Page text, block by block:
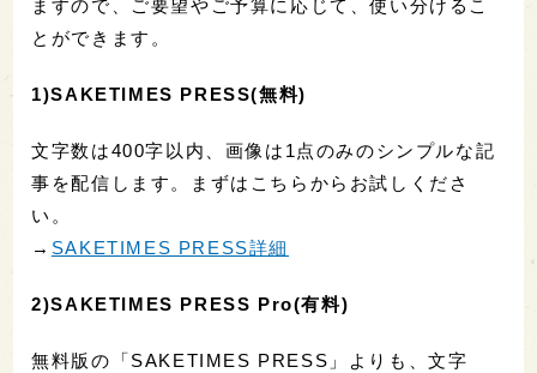
ますので、ご要望やご予算に応じて、使い分けるこ
とができます。
1)SAKETIMES PRESS(無料)
文字数は400字以内、画像は1点のみのシンプルな記
事を配信します。まずはこちらからお試しくださ
い。
→ SAKETIMES PRESS詳細
2)SAKETIMES PRESS Pro(有料)
無料版の「SAKETIMES PRESS」よりも、文字